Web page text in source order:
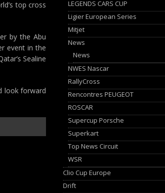
top cross
by the Abu
event in the
Sealine
look forward
LEGENDS CARS CUP
Ligier European Series
Mitjet
News
News
NWES Nascar
RallyCross
Rencontres PEUGEOT
ROSCAR
Supercup Porsche
Superkart
Top News Circuit
WSR
Clio Cup Europe
Drift